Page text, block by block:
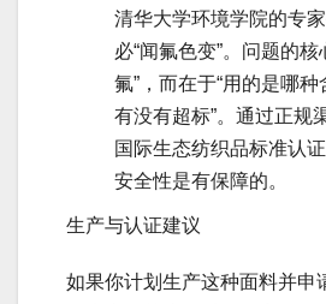
清华大学环境学院的专
必“闻氟色变”。问题的
氟”，而在于“用的是哪
有没有超标”。通过正规
国际生态纺织品标准认
安全性是有保障的。
生产与认证建议
如果你计划生产这种面料并申